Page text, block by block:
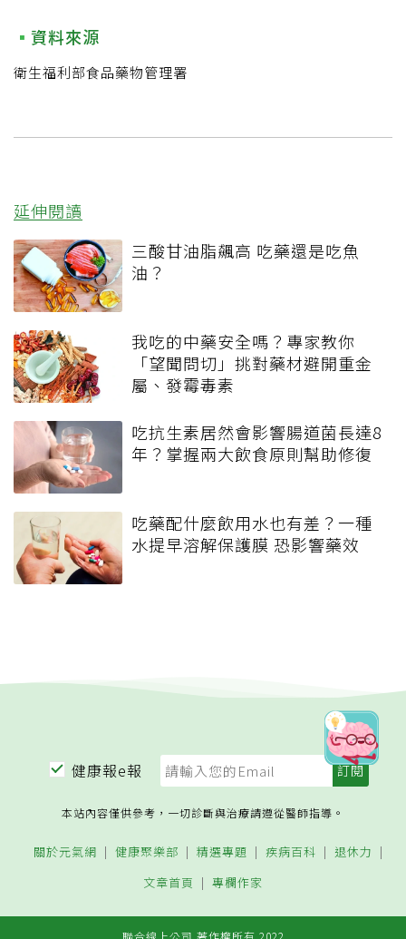
資料來源
衛生福利部食品藥物管理署
延伸閱讀
三酸甘油脂飆高 吃藥還是吃魚
油？
我吃的中藥安全嗎？專家教你
「望聞問切」挑對藥材避開重金
屬、發霉毒素
吃抗生素居然會影響腸道菌長達8
年？掌握兩大飲食原則幫助修復
吃藥配什麼飲用水也有差？一種
水提早溶解保護膜 恐影響藥效
健康報e報
本站內容僅供參考，一切診斷與治療請遵從醫師指導。
關於元氣網 健康聚樂部 精選專題 疾病百科
退休力
文章首頁
專欄作家